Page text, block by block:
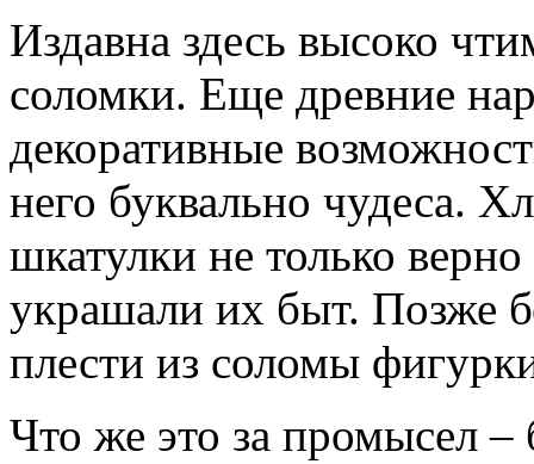
Издавна здесь высоко
соломки. Еще древние
декоративные
него буквально чудеса.
шкатулки не только
украшали их быт. Позже
плести из соломы
Что же это за промысел –